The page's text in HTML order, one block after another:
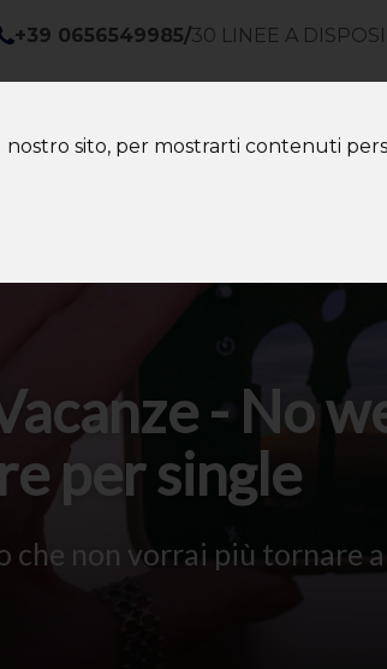
sito, per mostrarti contenuti
+39 0656549985/30 LINEE A
- No
per single
non vorrai più tornare a